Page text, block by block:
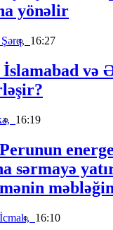
yönəlir
16:27
və
16:19
sərmayə
16:10